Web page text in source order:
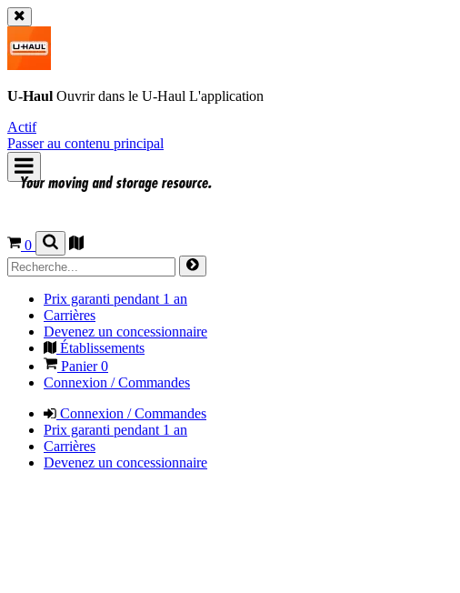
U-Haul Ouvrir dans le U-Haul L'application
Actif
Passer au contenu principal
0
Prix garanti pendant 1 an
Carrières
Devenez un concessionnaire
Établissements
Panier0
Connexion / Commandes
Connexion / Commandes
Prix garanti pendant 1 an
Carrières
Devenez un concessionnaire